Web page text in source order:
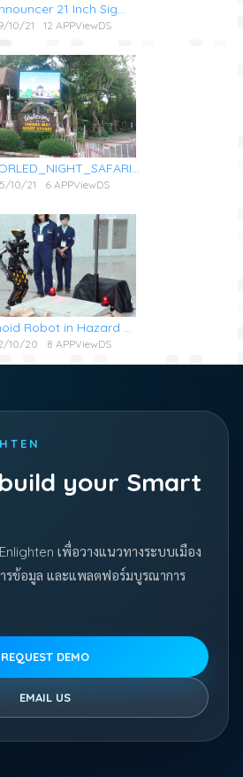
21 Inch Sig...
10/21 12 APPViewDS
10/21 6 APPViewDS
Robot in Hazard ...
10/20 8 APPViewDS
your Smart
เพื่อวางแนวทางระบบเมือง
รข้อมูล และแพลตฟอร์มบูรณาการ
REQUEST DEMO
EMAIL US